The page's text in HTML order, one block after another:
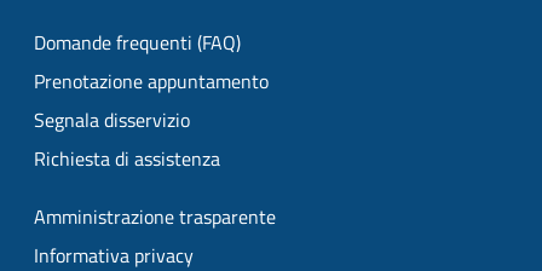
Domande frequenti (FAQ)
Prenotazione appuntamento
Segnala disservizio
Richiesta di assistenza
Amministrazione trasparente
Informativa privacy